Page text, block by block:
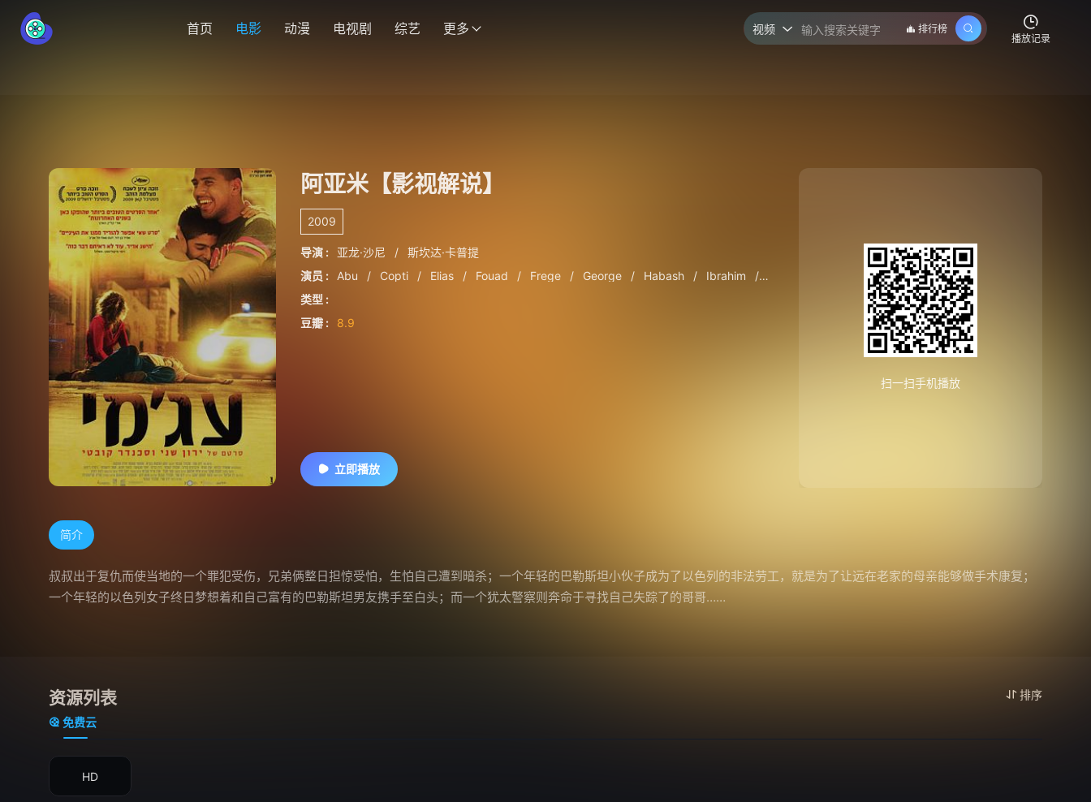
首页 电影 动漫 电视剧 综艺 更多 视频 
排行榜
播放记录
阿亚米【影视解说】
2009
导演 : 亚龙·沙尼 /
斯坎达·卡普提
演员 :
Abu / Copti / Elias / Fouad / Frege / George / Habash / Ibrahim / / Saba / Sahwani
类型 :
豆瓣 :
8.9
立即播放
扫一扫手机播放
简介
叔叔出于复仇而使当地的一个罪犯受伤，兄弟俩整日担惊受怕，生怕自己遭到暗杀；一个年轻的巴勒斯坦小伙子成为了以色列的非法劳工，就是为了让远在老家的母亲能够做手术康复；
一个年轻的以色列女子终日梦想着和自己富有的巴勒斯坦男友携手至白头；而一个犹太警察则奔命于寻找自己失踪了的哥哥……
资源列表
排序
免费云
HD